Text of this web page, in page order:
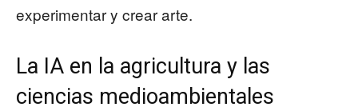
experimentar y crear arte.
La IA en la agricultura y las
ciencias medioambientales